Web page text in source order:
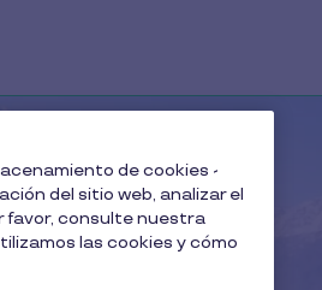
de cookies -
del sitio web, analizar el
favor, consulte nuestra
las cookies y cómo